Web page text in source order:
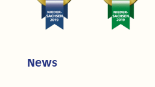
News